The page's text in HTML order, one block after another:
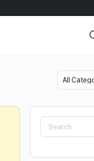
Category
Search
for: